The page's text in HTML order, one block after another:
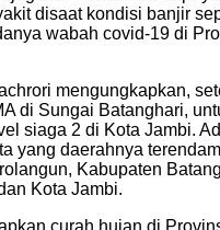
disaat kondisi banjir
wabah covid-19 di
mengungkapkan,
di Sungai Batanghari,
siaga 2 di Kota Jambi.
yang daerahnya
Kabupaten
Kota Jambi.
curah hujan di